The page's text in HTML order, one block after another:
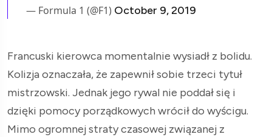
— Formula 1 (@F1) October 9, 2019
Francuski kierowca momentalnie wysiadł z bolidu.
Kolizja oznaczała, że zapewnił sobie trzeci tytuł
mistrzowski. Jednak jego rywal nie poddał się i
dzięki pomocy porządkowych wrócił do wyścigu.
Mimo ogromnej straty czasowej związanej z